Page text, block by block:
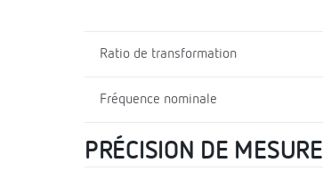
Ratio de transformation
Fréquence nominale
PRÉCISION DE MESURE